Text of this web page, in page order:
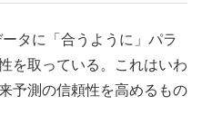
タに「合うように」パラ
を取っている。これはいわ
予測の信頼性を高めるもの